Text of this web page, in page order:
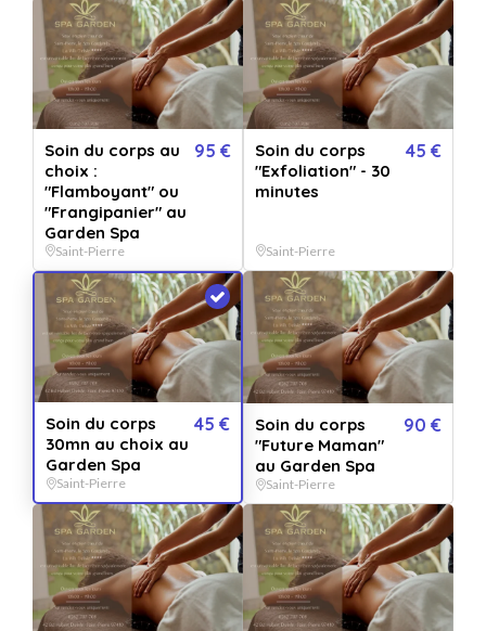
Ou offrez une carte cadeau valable chez nos 786 établissements
partenaires :
50€ 80€ 120€ 150€ 200€ 250€
Soin du corps au
choix :
"Flamboyant" ou
"Frangipanier" au
Garden Spa
95 €
Saint-Pierre
Soin du corps
"Exfoliation" - 30
minutes
45 €
Saint-Pierre
Soin du corps
30mn au choix au
Garden Spa
45 €
Saint-Pierre
Soin du corps
"Future Maman"
au Garden Spa
90 €
Saint-Pierre
Ce bon comprend
Soin du corps de 30 minutes - Mafate:
Massage harmonisant des jambes complète pour retrouver
douceur et légèreté.
Soin du corps de 30 minutes - Cilaos:
Massage du dos et du cuir chevelu pour dénouer les zones de
tensions.
A choisir sur place
Conditions d'utilisation
Validité 12 mois 1 personne maximum
Utilisable sur
réservation
Utilisable tous les
jours